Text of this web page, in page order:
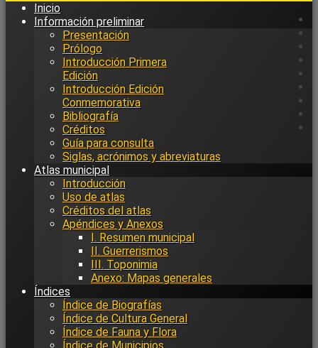
Inicio
Información preliminar
Presentación
Prólogo
Introducción Primera
Edición
Introducción Edición
Conmemorativa
Bibliografía
Créditos
Guía para consulta
Siglas, acrónimos y abreviaturas
Atlas municipal
Introducción
Uso de atlas
Créditos del atlas
Apéndices y Anexos
I. Resumen municipal
II. Guerrerismos
III. Toponimia
Anexo: Mapas generales
Índices
Índice de Biografías
Índice de Cultura General
Índice de Fauna y Flora
Índice de Municipios